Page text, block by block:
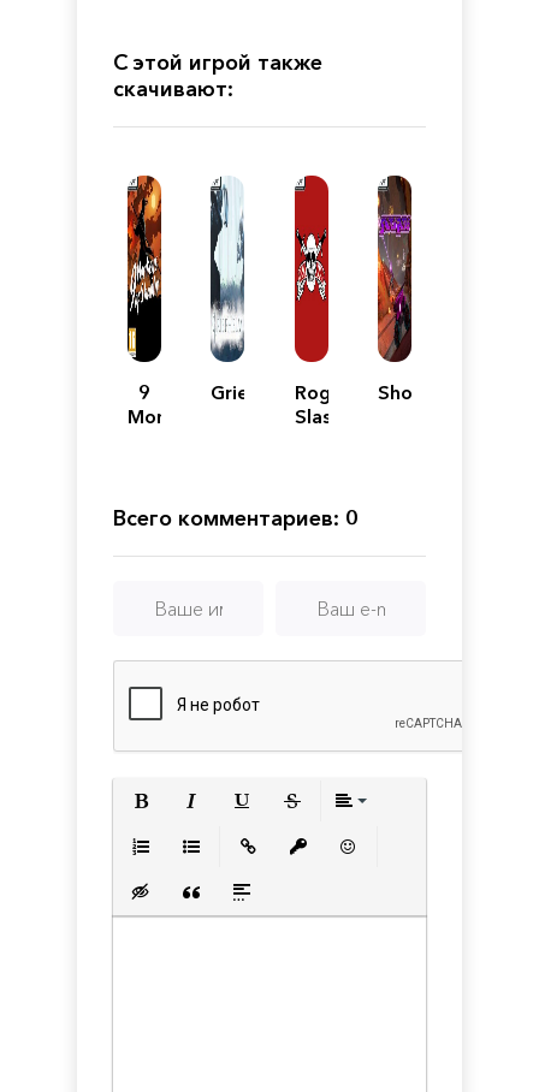
С этой игрой также
скачивают:
9
Monkeys
GriefhelmRogue
Slash
ShockRods
Всего комментариев: 0
Вставка скрытого текста
Вставка цитаты
Вставка спойлера